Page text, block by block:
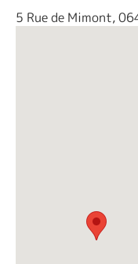
5 Rue de Mimont,